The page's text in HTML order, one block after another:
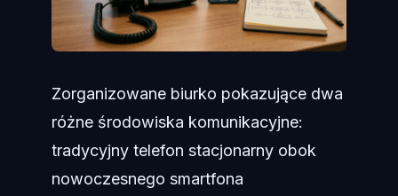
Zorganizowane biurko pokazujące dwa
różne środowiska komunikacyjne:
tradycyjny telefon stacjonarny obok
nowoczesnego smartfona